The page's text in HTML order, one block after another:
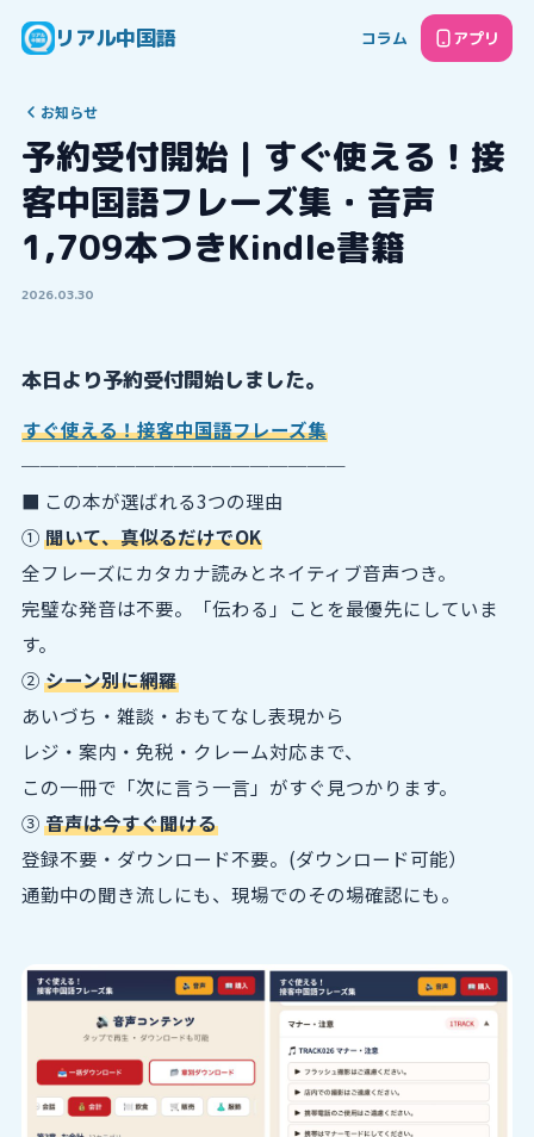
リアル中国語 コラム アプリ
お知らせ
予約受付開始｜すぐ使える！接
客中国語フレーズ集・音声
1,709本つきKindle書籍
2026.03.30
本日より予約受付開始しました。
すぐ使える！接客中国語フレーズ集
─────────────────
■ この本が選ばれる3つの理由
① 聞いて、真似るだけでOK
全フレーズにカタカナ読みとネイティブ音声つき。
完璧な発音は不要。「伝わる」ことを最優先にしていま
す。
② シーン別に網羅
あいづち・雑談・おもてなし表現から
レジ・案内・免税・クレーム対応まで、
この一冊で「次に言う一言」がすぐ見つかります。
③ 音声は今すぐ聞ける
登録不要・ダウンロード不要。(ダウンロード可能）
通勤中の聞き流しにも、現場でのその場確認にも。